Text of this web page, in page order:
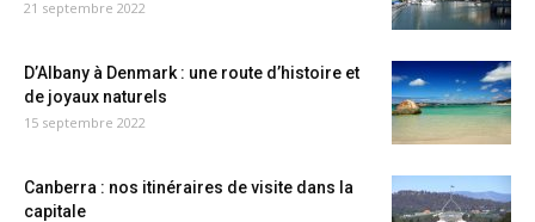
21 septembre 2022
D’Albany à Denmark : une route d’histoire et
de joyaux naturels
15 septembre 2022
Canberra : nos itinéraires de visite dans la
capitale